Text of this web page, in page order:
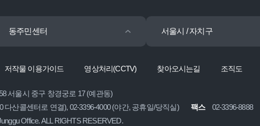
동주민센터 서울시 / 자치구
저작물 이용가이드 영상처리(CCTV) 찾아오시는길 조직도
서울시 중구 창경궁로 17 (예관동)
다산콜센터로 연결), 02-3396-4000 (야간, 공휴일/당직실) 팩스
02-3396-8888
Office. ALL RIGHTS RESERVED.